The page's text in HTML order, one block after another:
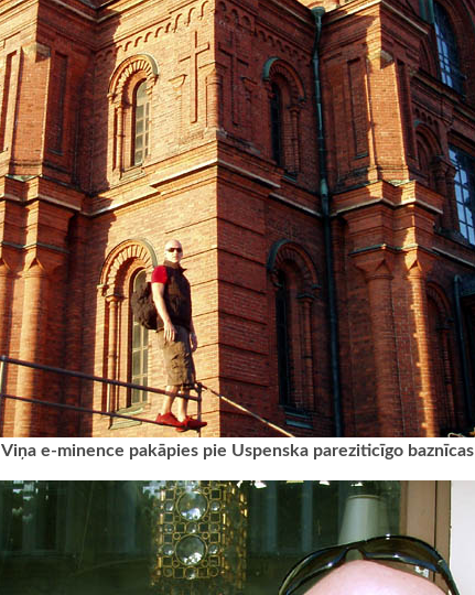
Viņa e-minence pakāpies pie Uspenska pareziticīgo baznīcas